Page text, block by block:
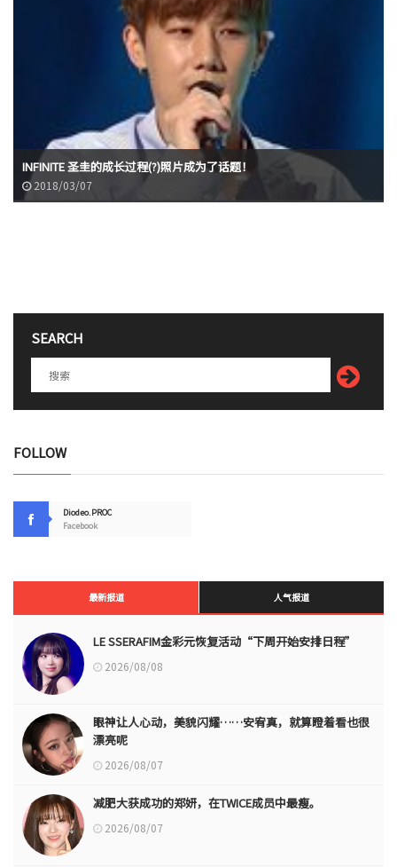
INFINITE 圣圭的成长过程(?)照片成为了话题！
2018/03/07
SEARCH
FOLLOW
Diodeo.PROC
Facebook
最新报道 人气报道
LE SSERAFIM金彩元恢复活动“下周开始安排日程”
2026/08/08
眼神让人心动，美貌闪耀……安宥真，就算瞪着看也很
漂亮呢
2026/08/07
减肥大获成功的郑妍，在TWICE成员中最瘦。
2026/08/07